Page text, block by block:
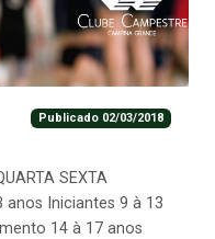
Publicado 02/03/2018
SEXTA
anos Iniciantes 9 à 13
14 à 17 anos